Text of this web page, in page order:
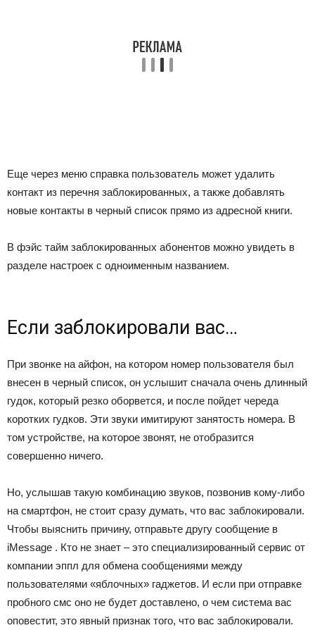
Еще через меню справка пользователь может удалить
контакт из перечня заблокированных, а также добавлять
новые контакты в черный список прямо из адресной книги.
В фэйс тайм заблокированных абонентов можно увидеть в
разделе настроек с одноименным названием.
Если заблокировали вас…
При звонке на айфон, на котором номер пользователя был
внесен в черный список, он услышит сначала очень длинный
гудок, который резко оборвется, и после пойдет череда
коротких гудков. Эти звуки имитируют занятость номера. В
том устройстве, на которое звонят, не отобразится
совершенно ничего.
Но, услышав такую комбинацию звуков, позвонив кому-либо
на смартфон, не стоит сразу думать, что вас заблокировали.
Чтобы выяснить причину, отправьте другу сообщение в
iMessage . Кто не знает – это специализированный сервис от
компании эппл для обмена сообщениями между
пользователями «яблочных» гаджетов. И если при отправке
пробного смс оно не будет доставлено, о чем система вас
оповестит, это явный признак того, что вас заблокировали.